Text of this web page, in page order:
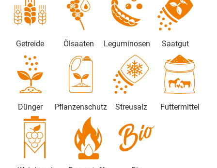
Getreide Ölsaaten Leguminosen Saatgut
Dünger Pflanzenschutz Streusalz Futtermittel